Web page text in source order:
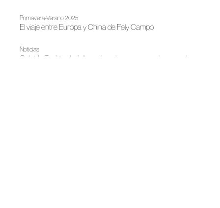
Primavera-Verano 2025
El viaje entre Europa y China de Fely Campo
Noticias
Caleido Fashion Lab llena de color su pop up store con la